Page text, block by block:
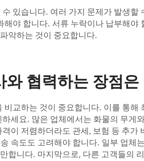
있습니다. 여러 가지 문제가 발생
야 합니다. 서류 누락이나 납부해
악하는 것이 중요합니다.
협력하는 장점
교하는 것이 중요합니다. 이를 통
세요. 많은 업체에서는 화물의 무
이 저렴하더라도 관세, 보험 등 추
속도도 고려해야 합니다. 일부 업
합니다. 마지막으로, 다른 고객들의